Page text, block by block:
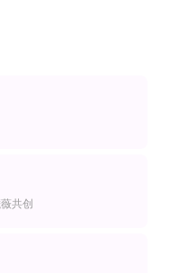
,瞿颖,汪涵,尹浩宇,袁一琦
共创